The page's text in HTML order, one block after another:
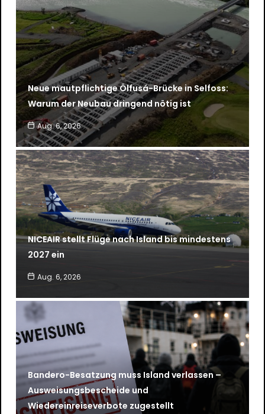
Neue mautpflichtige Ölfusá-Brücke in Selfoss:
Warum der Neubau dringend nötig ist
Aug. 6, 2026
NICEAIR stellt Flüge nach Island bis mindestens
2027 ein
Aug. 6, 2026
Bandero-Besatzung muss Island verlassen –
Ausweisungsbescheide und
Wiedereinreiseverbote zugestellt